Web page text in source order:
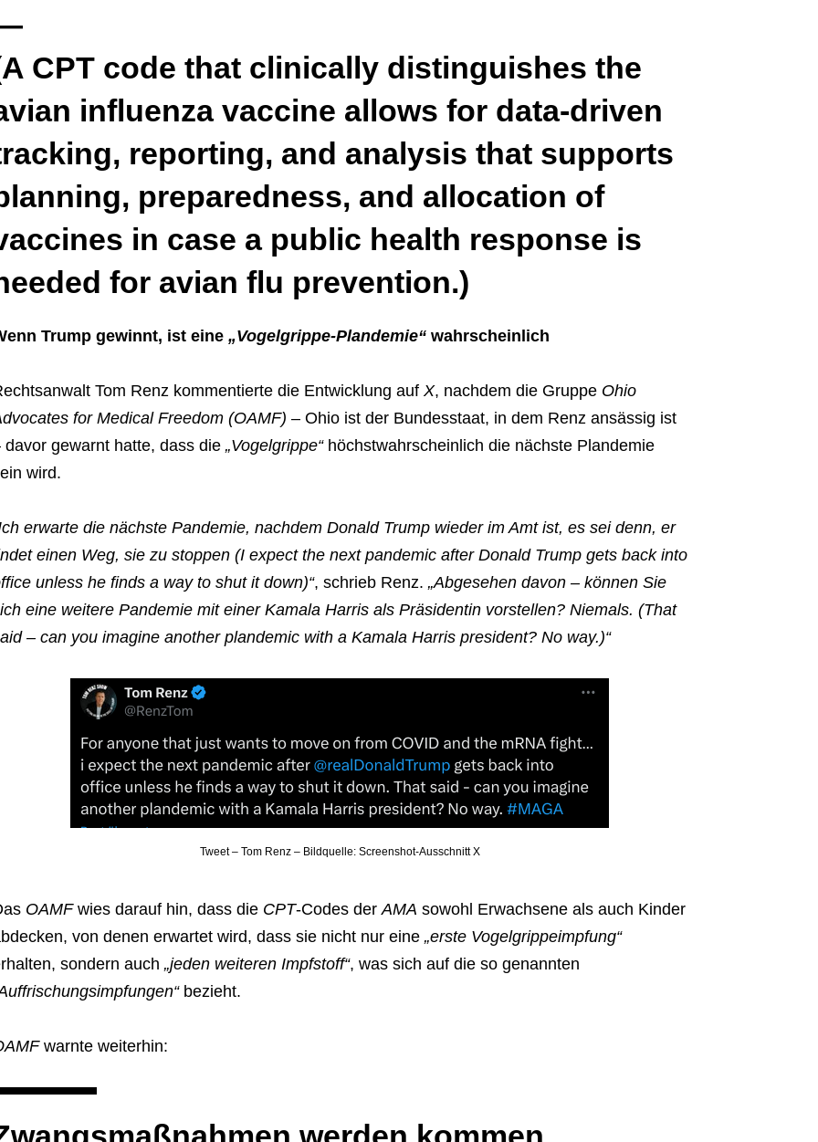
CPT code that clinically distinguishes the
influenza vaccine allows for data-driven
reporting, and analysis that supports
preparedness, and allocation of
in case a public health response is
for avian flu prevention.)
Trump gewinnt, ist eine „Vogelgrippe-Plandemie“wahrscheinlich
Tom Renz kommentierte die Entwicklung auf X, nachdem die Gruppe Ohio
for Medical Freedom (OAMF) – Ohio ist der Bundesstaat, in dem Renz ansässig ist
davor gewarnt hatte, dass die„Vogelgrippe“höchstwahrscheinlich die nächste Plandemie
wird.
erwarte die nächste Pandemie, nachdem Donald Trump wieder im Amt ist, es sei denn, er
einen Weg, sie zu stoppen (I expect the next pandemic after Donald Trump gets back into
unless he finds a way to shut it down)“, schrieb Renz. „Abgesehen davon – können Sie
eine weitere Pandemie mit einer Kamala Harris als Präsidentin vorstellen? Niemals. (That
– can you imagine another plandemic with a Kamala Harris president? No way.)“
Tweet – Tom Renz – Bildquelle: Screenshot-Ausschnitt X
OAMFwies darauf hin, dass die CPT-Codes der AMA sowohl Erwachsene als auch Kinder
von denen erwartet wird, dass sie nicht nur eine „erste Vogelgrippeimpfung“
sondern auch „jeden weiteren Impfstoff“, was sich auf die so genannten
bezieht.
warnte weiterhin: